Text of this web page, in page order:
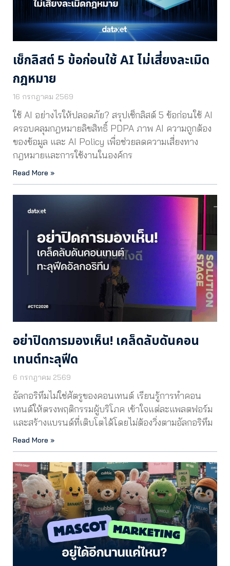
เช็กลิสต์ 5 ข้อก่อนใช้ AI ไม่เสี่ยงละเมิด
กฎหมาย
16 กรกฎาคม 2569
ใช้ AI อย่างไรให้ปลอดภัย? สรุปเช็กลิสต์ 5 ข้อก่อนใช้ AI
ครอบคลุมกฎหมายลิขสิทธิ์ PDPA ภาพ AI ความถูกต้อง
ของข้อมูล และ AI Policy เพื่อช่วยลดความเสี่ยงทาง
กฎหมายและการใช้งานในองค์กร
Read More »
อย่าปิดการมองเห็น! เคล็ดลับดันคอน
เทนต์ทะลุฟีด
6 กรกฎาคม 2569
อัลกอริทึมไม่ใช่ศัตรูของคอนเทนต์ เรียนรู้การทำคอน
เทนต์ให้ตรงพฤติกรรมผู้บริโภค เข้าใจแต่ละแพลตฟอร์ม
และสร้างแบรนด์ที่เติบโตได้โดยไม่ต้องวิ่งตามอัลกอริทึม
Read More »